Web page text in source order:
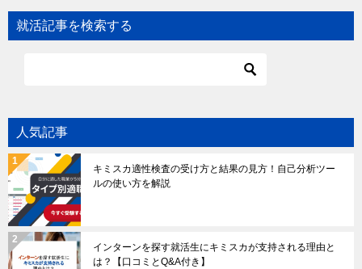
就活記事を検索する
人気記事
キミスカ適性検査の受け方と結果の見方！自己分析ツー
ルの使い方を解説
インターンを探す就活生にキミスカが支持される理由と
は？【口コミとQ&A付き】